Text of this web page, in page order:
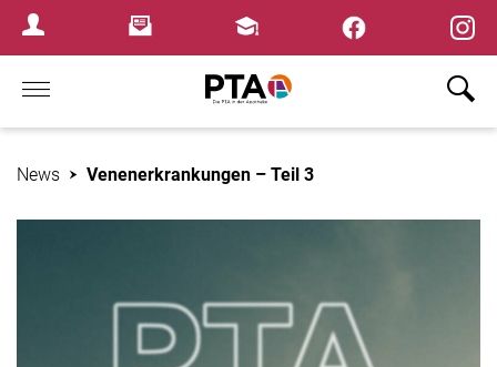
Login MenuNewsletterFortbildungen
Home
News Venenerkrankungen – Teil 3
×